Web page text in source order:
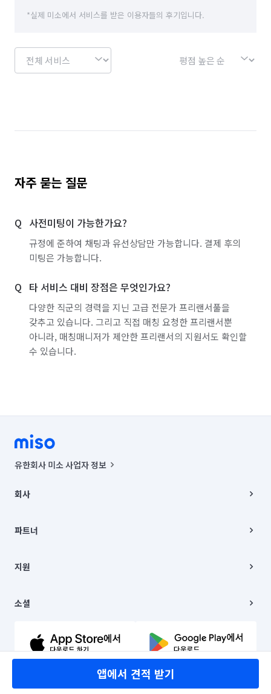
*실제 미소에서 서비스를 받은 이용자들의 후기입니다.
자주 묻는 질문
사전미팅이 가능한가요?
규정에 준하여 채팅과 유선상담만 가능합니다. 결제 후의
미팅은 가능합니다.
타 서비스 대비 장점은 무엇인가요?
다양한 직군의 경력을 지닌 고급 전문가 프리랜서풀을
갖추고 있습니다. 그리고 직접 매칭 요청한 프리랜서뿐
아니라, 매칭매니저가 제안한 프리랜서의 지원서도 확인할
수 있습니다.
앱에서 견적 받기
유한회사 미소 사업자 정보
00019 |
주소 | 본사: 서울특별시 종로구 율곡로 6(중학동, 트윈트리빌딩) B동 5층
컨택센터 : 서울특별시 종로구 수송동 율곡로 24, 7층, 8층 미소
상품, 상품정보, 거래에 관한 의무와 책임은 거래당사자에게 있습니다.
언론 보도 관련 문의:
© 유한회사 미소. Miso, Inc. All Rights Reserved.
회사
채용
파트너
이사
지원
이용약관
문의하기
소셜
유튜브